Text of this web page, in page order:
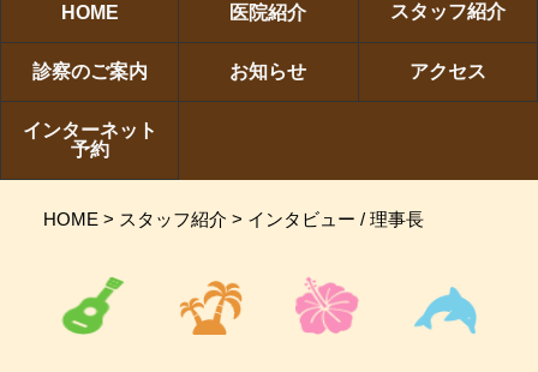
HOME 医院紹介 スタッフ紹介
診察のご案内 お知らせ アクセス
インターネット
予約
HOME > スタッフ紹介 > インタビュー / 理事長